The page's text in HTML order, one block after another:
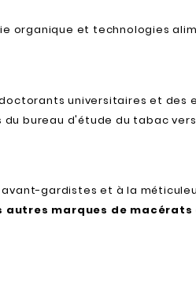
organique et technologies
universitaires et des
bureau d'étude du tabac
gardistes et à la
marques de